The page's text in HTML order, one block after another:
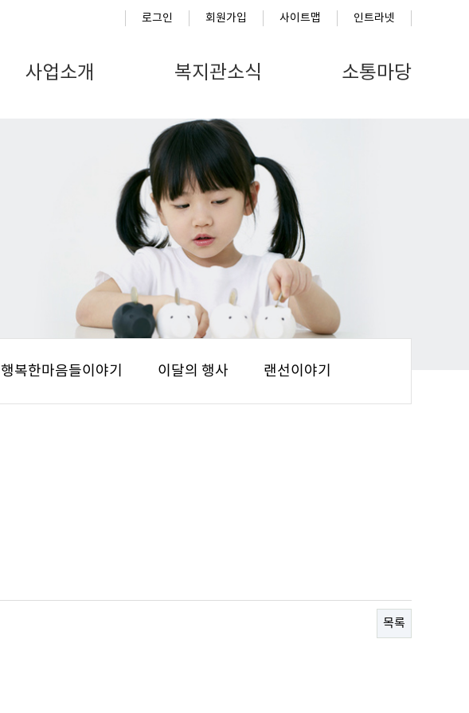
로그인 회원가입 사이트맵 인트라넷
사업소개 복지관소식 소통마당
행복한마음들이야기 이달의 행사 랜선이야기
목록